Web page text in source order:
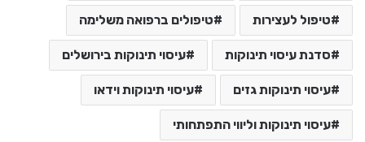
טיפול לעצירות טיפולים ברפואה משלימה
סדנת עיסוי תינוקות עיסוי תינוקות בירושלים
עיסוי תינוקות גזים עיסוי תינוקות וידאו
עיסוי תינוקות וליווי התפתחותי